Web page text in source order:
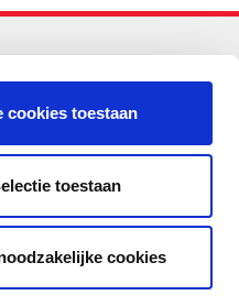
cookies toestaan
toestaan
cookies